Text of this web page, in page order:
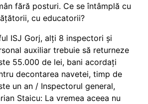
fără posturi. Ce se întâmplă cu
cu educatorii?
ISJ Gorj, alți 8 inspectori și
auxiliar trebuie să returneze
55.000 de lei, bani acordați
decontarea navetei, timp de
un an / Inspectorul general,
Staicu: La vremea aceea nu